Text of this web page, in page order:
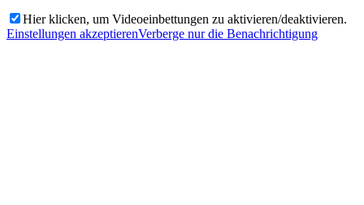
Hier klicken, um Videoeinbettungen zu aktivieren/deaktivieren.
Einstellungen akzeptierenVerberge nur die Benachrichtigung